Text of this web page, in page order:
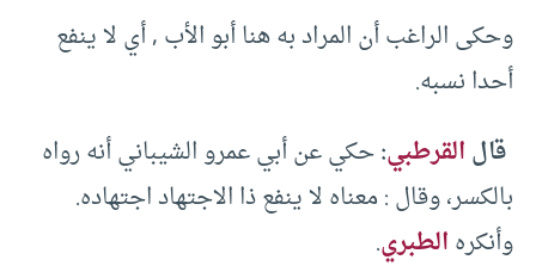
وحكى الراغب أن المراد به هنا أبو الأب , أي لا ينفع
أحدا نسبه.
قالالقرطبي:حكي عن أبي عمرو الشيباني أنه رواه
بالكسر، وقال : معناه لا ينفع ذا الاجتهاد اجتهاده.
وأنكرهالطبري.